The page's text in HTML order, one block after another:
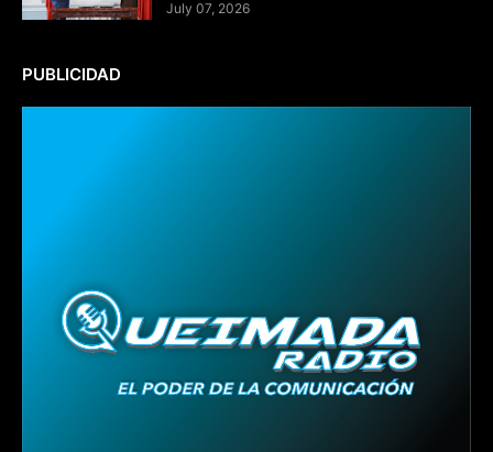
July 07, 2026
PUBLICIDAD